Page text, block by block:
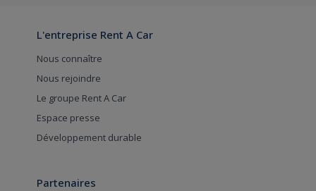
L'entreprise Rent A Car
Nous connaître
Nous rejoindre
Le groupe Rent A Car
Espace presse
Développement durable
Partenaires